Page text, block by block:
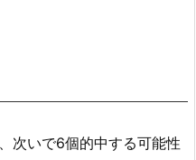
次いで6個的中する可能性